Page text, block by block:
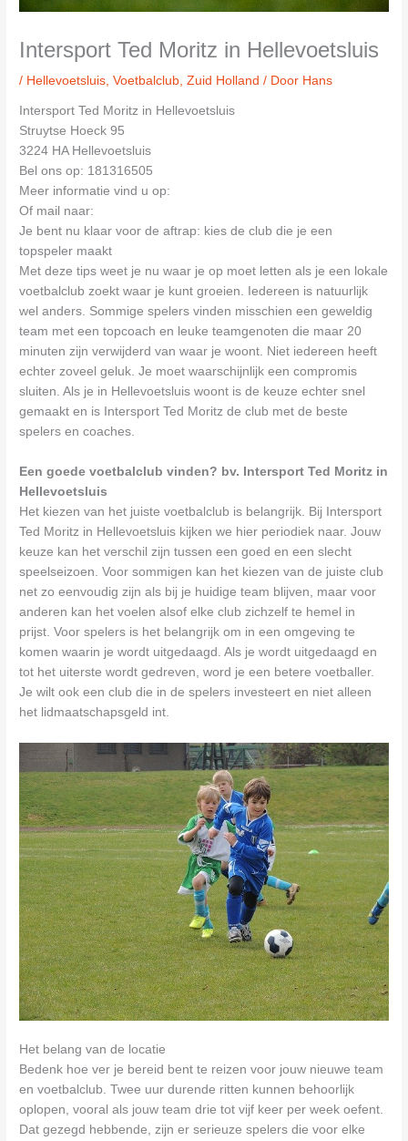
Intersport Ted Moritz in Hellevoetsluis
/ Hellevoetsluis ,Voetbalclub ,Zuid Holland / Door Hans
Intersport Ted Moritz in Hellevoetsluis
Struytse Hoeck 95
3224 HA Hellevoetsluis
Bel ons op: 181316505
Meer informatie vind u op:
Of mail naar:
Je bent nu klaar voor de aftrap: kies de club die je een
topspeler maakt
Met deze tips weet je nu waar je op moet letten als je een lokale
voetbalclub zoekt waar je kunt groeien. Iedereen is natuurlijk
wel anders. Sommige spelers vinden misschien een geweldig
team met een topcoach en leuke teamgenoten die maar 20
minuten zijn verwijderd van waar je woont. Niet iedereen heeft
echter zoveel geluk. Je moet waarschijnlijk een compromis
sluiten. Als je in Hellevoetsluis woont is de keuze echter snel
gemaakt en is Intersport Ted Moritz de club met de beste
spelers en coaches.
Een goede voetbalclub vinden? bv. Intersport Ted Moritz in
Hellevoetsluis
Het kiezen van het juiste voetbalclub is belangrijk. Bij Intersport
Ted Moritz in Hellevoetsluis kijken we hier periodiek naar. Jouw
keuze kan het verschil zijn tussen een goed en een slecht
speelseizoen. Voor sommigen kan het kiezen van de juiste club
net zo eenvoudig zijn als bij je huidige team blijven, maar voor
anderen kan het voelen alsof elke club zichzelf te hemel in
prijst. Voor spelers is het belangrijk om in een omgeving te
komen waarin je wordt uitgedaagd. Als je wordt uitgedaagd en
tot het uiterste wordt gedreven, word je een betere voetballer.
Je wilt ook een club die in de spelers investeert en niet alleen
het lidmaatschapsgeld int.
Het belang van de locatie
Bedenk hoe ver je bereid bent te reizen voor jouw nieuwe team
en voetbalclub. Twee uur durende ritten kunnen behoorlijk
oplopen, vooral als jouw team drie tot vijf keer per week oefent.
Dat gezegd hebbende, zijn er serieuze spelers die voor elke